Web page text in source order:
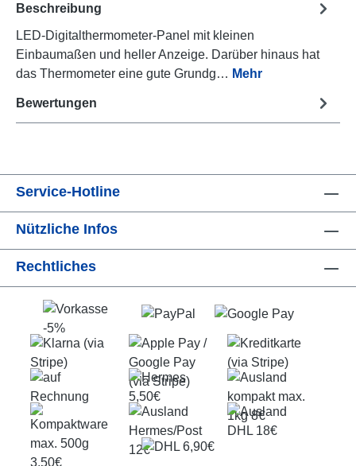
Beschreibung
LED-Digitalthermometer-Panel mit kleinen
Einbaumaßen und heller Anzeige. Darüber hinaus hat
das Thermometer eine gute Grundg… Mehr
Bewertungen
Service-Hotline
Nützliche Infos
Rechtliches